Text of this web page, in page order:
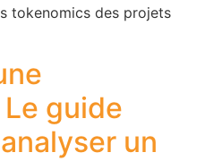
tokenomics des projets
guide
un